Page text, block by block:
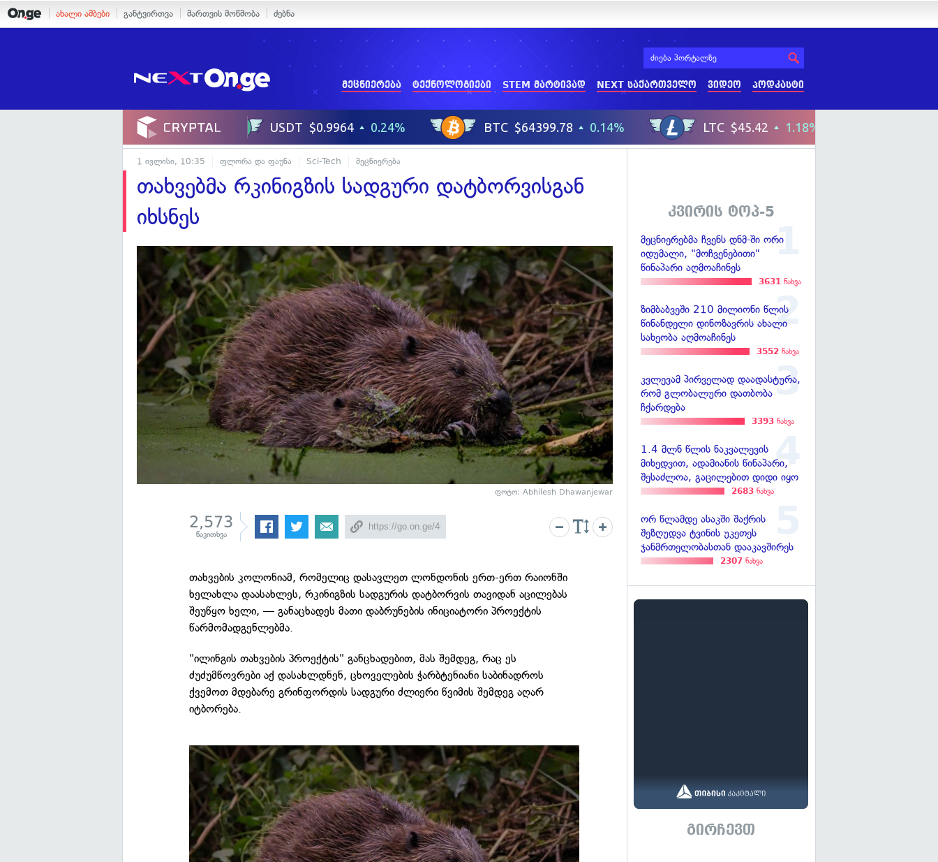
ახალი ამბები განტვირთვა მართვის მოწმობა ძებნა
მეცნიერება ტექნოლოგიები STEM მარტივად NEXT საქართველო ვიდეო პოდკასტი
1 ივლისი, 10:35 ფლორა და ფაუნა Sci-Tech მეცნიერება
თახვებმა რკინიგზის სადგური დატბორვისგან
იხსნეს
ფოტო: Abhilesh Dhawanjewar
2,573
წაკითხვა
თახვების კოლონიამ, რომელიც დასავლეთ ლონდონის ერთ-ერთ რაიონში
ხელახლა დაასახლეს, რკინიგზის სადგურის დატბორვის თავიდან აცილებას
შეუწყო ხელი, — განაცხადეს მათი დაბრუნების ინიციატორი პროექტის
წარმომადგენლებმა.
"ილინგის თახვების პროექტის" განცხადებით, მას შემდეგ, რაც ეს
ძუძუმწოვრები აქ დასახლდნენ, ცხოველების ჭარბტენიანი საბინადროს
ქვემოთ მდებარე გრინფორდის სადგური ძლიერი წვიმის შემდეგ აღარ
იტბორება.
კვირის ტოპ-5
მეცნიერებმა ჩვენს დნმ-ში ორი
იდუმალი, "მოჩვენებითი"
წინაპარი აღმოაჩინეს
3631 ნახვა
ზიმბაბვეში 210 მილიონი წლის
წინანდელი დინოზავრის ახალი
სახეობა აღმოაჩინეს
3552 ნახვა
კვლევამ პირველად დაადასტურა,
რომ გლობალური დათბობა
ჩქარდება
3393 ნახვა
1.4 მლნ წლის ნაკვალევის
მიხედვით, ადამიანის წინაპარი,
შესაძლოა, გაცილებით დიდი იყო
2683 ნახვა
ორ წლამდე ასაკში შაქრის
შეზღუდვა ტვინის უკეთეს
ჯანმრთელობასთან დააკავშირეს
2307 ნახვა
გირჩევთ